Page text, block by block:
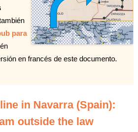
para
en francés de este documento.
in Navarra (Spain):
outside the law